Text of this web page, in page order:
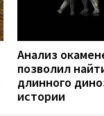
Анализ
позволил
длинного
истории